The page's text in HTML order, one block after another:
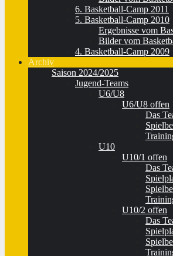
6. Basketball-Camp 2011
5. Basketball-Camp 2010
Ergebnisse vom
Bilder vom
4. Basketball-Camp 2009
Archiv
Saison 2024/2025
Jugend-Teams
U6/U8
U6/U8 offen
Das
U10
U10/1 offen
Das
U10/2 offen
Das